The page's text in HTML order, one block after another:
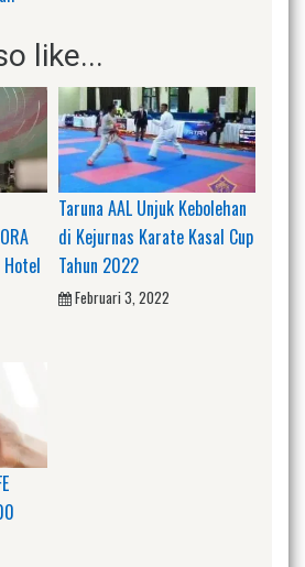
like...
Hotel
Taruna AAL Unjuk Kebolehan
di Kejurnas Karate Kasal Cup
Tahun 2022
Februari 3, 2022